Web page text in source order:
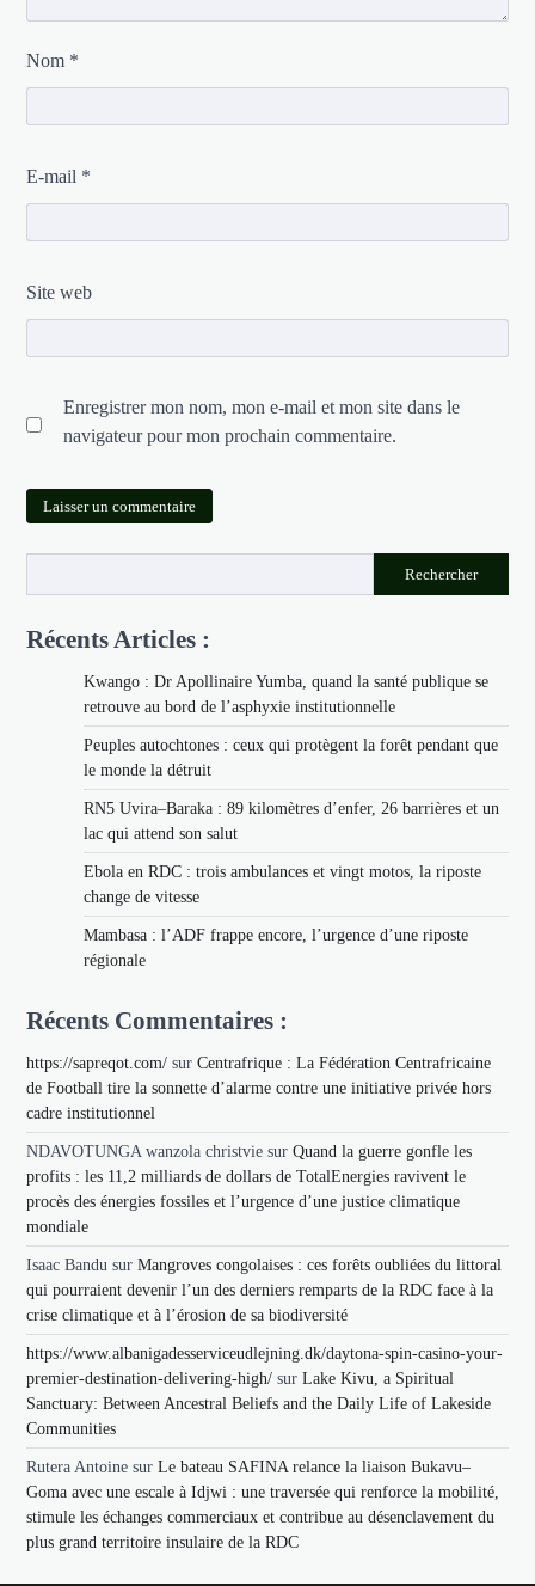
Nom *
E-mail *
Site web
Enregistrer mon nom, mon e-mail et mon site dans le
navigateur pour mon prochain commentaire.
Rechercher
Récents Articles :
Kwango : Dr Apollinaire Yumba, quand la santé publique se
retrouve au bord de l’asphyxie institutionnelle
Peuples autochtones : ceux qui protègent la forêt pendant que
le monde la détruit
RN5 Uvira–Baraka : 89 kilomètres d’enfer, 26 barrières et un
lac qui attend son salut
Ebola en RDC : trois ambulances et vingt motos, la riposte
change de vitesse
Mambasa : l’ADF frappe encore, l’urgence d’une riposte
régionale
Récents Commentaires :
https://sapreqot.com/ surCentrafrique : La Fédération Centrafricaine
de Football tire la sonnette d’alarme contre une initiative privée hors
cadre institutionnel
NDAVOTUNGA wanzola christvie surQuand la guerre gonfle les
profits : les 11,2 milliards de dollars de TotalEnergies ravivent le
procès des énergies fossiles et l’urgence d’une justice climatique
mondiale
Isaac Bandu surMangroves congolaises : ces forêts oubliées du littoral
qui pourraient devenir l’un des derniers remparts de la RDC face à la
crise climatique et à l’érosion de sa biodiversité
https://www.albanigadesserviceudlejning.dk/daytona-spin-casino-your-
premier-destination-delivering-high/ surLake Kivu, a Spiritual
Sanctuary: Between Ancestral Beliefs and the Daily Life of Lakeside
Communities
Rutera Antoine surLe bateau SAFINA relance la liaison Bukavu–
Goma avec une escale à Idjwi : une traversée qui renforce la mobilité,
stimule les échanges commerciaux et contribue au désenclavement du
plus grand territoire insulaire de la RDC